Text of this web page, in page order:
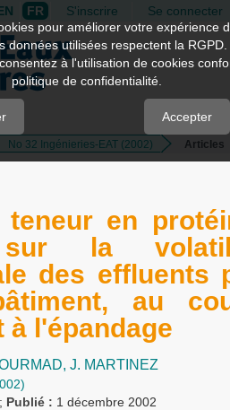
FR S'inscrire Se connecter
No 32 Ingénieries-EAT (2002) Articles
en
la
des effluents
au
à l'épandage
J. MARTINEZ
Publié : 1 décembre 2002
pour améliorer votre expérience
données utilisées respectent la
à l'utilisation de cookies
politique de confidentialité.
Accepter